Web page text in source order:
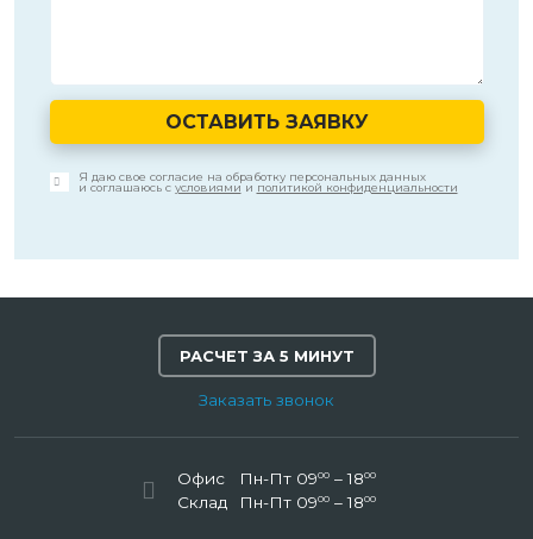
ОСТАВИТЬ ЗАЯВКУ
Я даю свое согласие на обработку персональных данных
и соглашаюсь с условиями и политикой конфиденциальности
РАСЧЕТ ЗА 5 МИНУТ
Заказать звонок
Офис Пн-Пт 0900– 1800
Склад Пн-Пт 0900– 1800